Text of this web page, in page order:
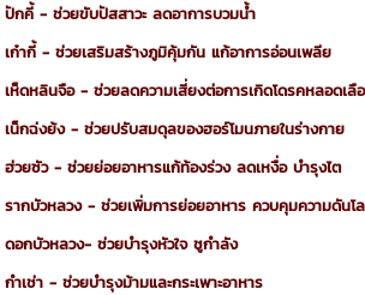
ปักคี้-ช่วยขับปัสสาวะลดอาการบวมน้ำ
เก๋ากี้-ช่วยเสริมสร้างภูมิคุ้มกัน แก้อาการอ่อนเพลีย
เห็ดหลินจือ- ช่วยลดความเสี่ยงต่อการเกิดโดรคหลอดเลื
เน็กฉ่งย้ง-ช่วยปรับสมดุลของฮอร์โมนภายในร่างกาย
ฮ่วยซัว- ช่วยย่อยอาหารแก้ท้องร่วงลดเหงื่อ บำรุงไต
รากบัวหลวง-ช่วยเพิ่มการย่อยอาหาร ควบคุมความดันโ
ดอกบัวหลวง-ช่วยบำรุงหัวใจ ชูกำลัง
กำเช่า -ช่วยบำรุงม้ามและกระเพาะอาหาร